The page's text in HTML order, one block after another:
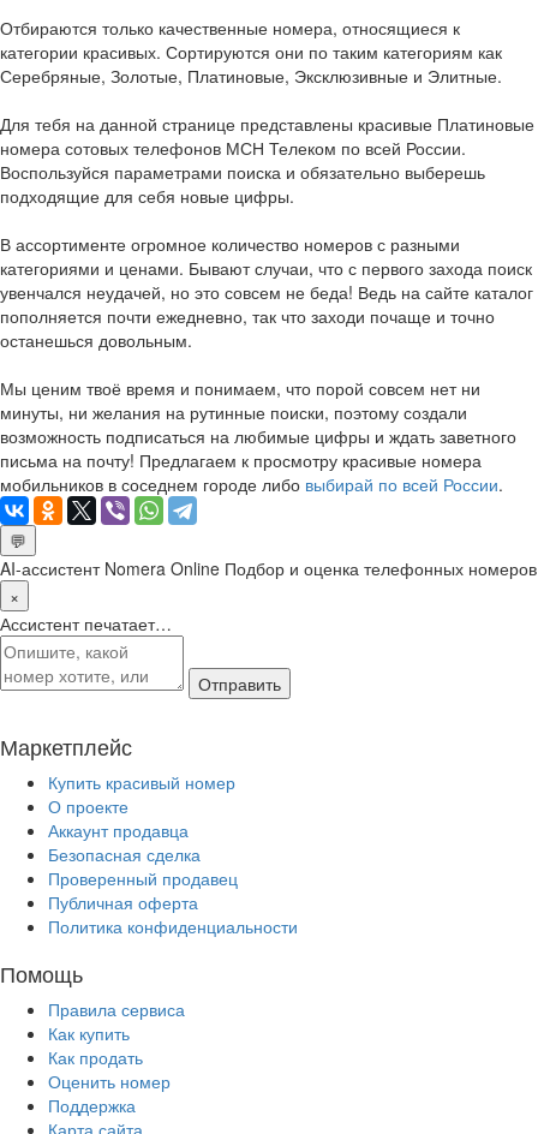
Отбираются только качественные номера, относящиеся к
категории красивых. Сортируются они по таким категориям как
Серебряные, Золотые, Платиновые, Эксклюзивные и Элитные.
Для тебя на данной странице представлены красивые Платиновые
номера сотовых телефонов МСН Телеком по всей России.
Воспользуйся параметрами поиска и обязательно выберешь
подходящие для себя новые цифры.
В ассортименте огромное количество номеров с разными
категориями и ценами. Бывают случаи, что с первого захода поиск
увенчался неудачей, но это совсем не беда! Ведь на сайте каталог
пополняется почти ежедневно, так что заходи почаще и точно
останешься довольным.
Мы ценим твоё время и понимаем, что порой совсем нет ни
минуты, ни желания на рутинные поиски, поэтому создали
возможность подписаться на любимые цифры и ждать заветного
письма на почту! Предлагаем к просмотру красивые номера
мобильников в соседнем городе либо выбирай по всей России.
💬
AI-ассистент Nomera Online Подбор и оценка телефонных номеров
×
Ассистент печатает…
Отправить
Маркетплейс
Купить красивый номер
О проекте
Аккаунт продавца
Безопасная сделка
Проверенный продавец
Публичная оферта
Политика конфиденциальности
Помощь
Правила сервиса
Как купить
Как продать
Оценить номер
Поддержка
Карта сайта